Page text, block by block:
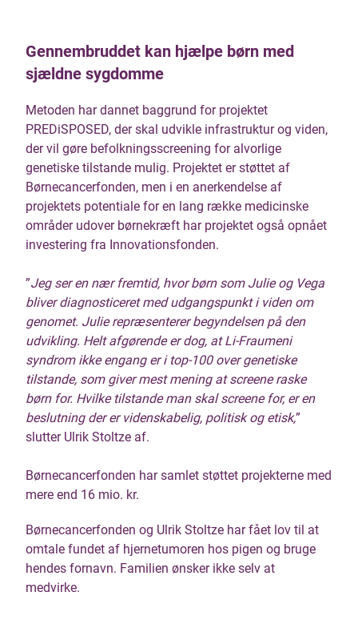
Gennembruddet kan hjælpe børn med
sjældne sygdomme
Metoden har dannet baggrund for projektet
PREDiSPOSED, der skal udvikle infrastruktur og viden,
der vil gøre befolkningsscreening for alvorlige
genetiske tilstande mulig. Projektet er støttet af
Børnecancerfonden, men i en anerkendelse af
projektets potentiale for en lang række medicinske
områder udover børnekræft har projektet også opnået
investering fra Innovationsfonden.
”Jeg ser en nær fremtid, hvor børn som Julie og Vega
bliver diagnosticeret med udgangspunkt i viden om
genomet. Julie repræsenterer begyndelsen på den
udvikling. Helt afgørende er dog, at Li-Fraumeni
syndrom ikke engang er i top-100 over genetiske
tilstande, som giver mest mening at screene raske
børn for. Hvilke tilstande man skal screene for, er en
beslutning der er videnskabelig, politisk og etisk,”
slutter Ulrik Stoltze af.
Børnecancerfonden har samlet støttet projekterne med
mere end 16 mio. kr.
Børnecancerfonden og Ulrik Stoltze har fået lov til at
omtale fundet af hjernetumoren hos pigen og bruge
hendes fornavn. Familien ønsker ikke selv at
medvirke.